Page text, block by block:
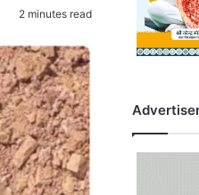
2 minutes read